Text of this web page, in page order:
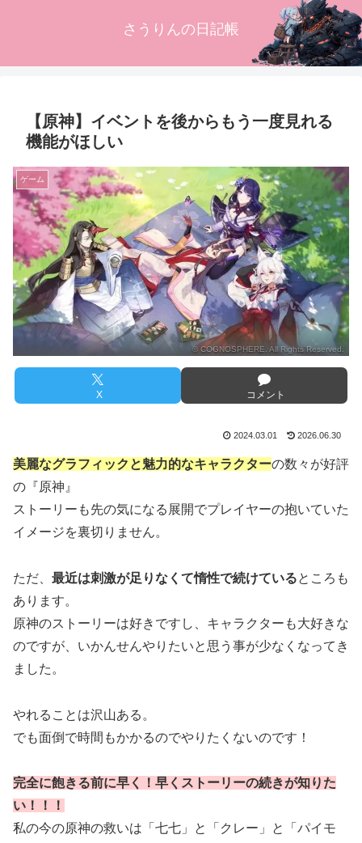
さうりんの日記帳
【原神】イベントを後からもう一度見れる
機能がほしい
ゲーム
© COGNOSPHERE. All Rights Reserved.
X コメント
2024.03.01 2026.06.30
美麗なグラフィックと魅力的なキャラクターの数々が好評
の『原神』
ストーリーも先の気になる展開でプレイヤーの抱いていた
イメージを裏切りません。
ただ、 最近は刺激が足りなくて惰性で続けているところも
あります。
原神のストーリーは好きですし、キャラクターも大好きな
のですが、いかんせんやりたいと思う事が少なくなってき
ました。
やれることは沢山ある。
でも面倒で時間もかかるのでやりたくないのです！
完全に飽きる前に早く！早くストーリーの続きが知りた
い！！！
私の今の原神の救いは「七七」と「クレー」と「パイモ